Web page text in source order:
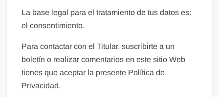
La base legal para el tratamiento de tus datos es:
el consentimiento.
Para contactar con el Titular, suscribirte a un
boletín o realizar comentarios en este sitio Web
tienes que aceptar la presente Política de
Privacidad.